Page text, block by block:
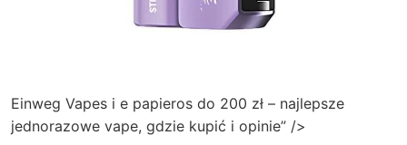
Einweg Vapes i e papieros do 200 zł – najlepsze
jednorazowe vape, gdzie kupić i opinie” />